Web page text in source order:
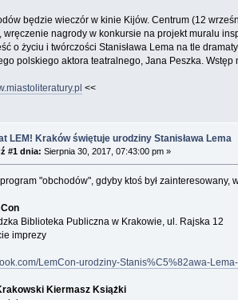
będzie wieczór w kinie Kijów. Centrum (12
wręczenie nagrody w konkursie na projekt muralu
o życiu i twórczości Stanisława Lema na tle
polskiego aktora teatralnego, Jana Peszka.
<<
LEM! Kraków świętuje urodziny Stanisława Lema
#1 dnia: Sierpnia 30, 2017, 07:43:00 pm »
"obchodów", gdyby ktoś był
Biblioteka Publiczna w Krakowie, ul. Rajska 12
imprezy
LemCon-urodziny-Stanis%C5%82awa-
Kiermasz Książki